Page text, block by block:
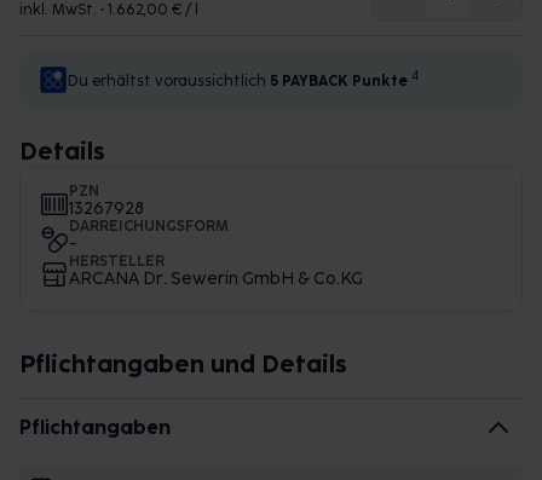
inkl. MwSt. • 1.662,00 € / l
Du erhältst voraussichtlich 5 PAYBACK Punkte 4
Details
PZN
13267928
DARREICHUNGSFORM
-
HERSTELLER
ARCANA Dr. Sewerin GmbH & Co.KG
Pflichtangaben und Details
Pflichtangaben